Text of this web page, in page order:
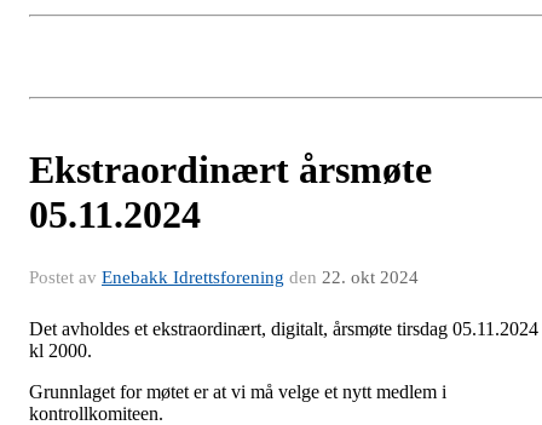
Ekstraordinært årsmøte
05.11.2024
Postet av Enebakk Idrettsforening den 22. okt 2024
Det avholdes et ekstraordinært, digitalt, årsmøte tirsdag 05.11.2024
kl 2000.
Grunnlaget for møtet er at vi må velge et nytt medlem i
kontrollkomiteen.